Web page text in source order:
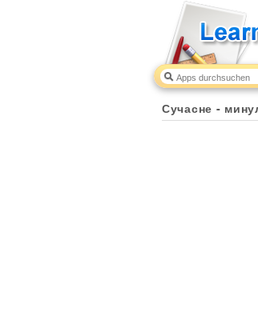
Сучасне -